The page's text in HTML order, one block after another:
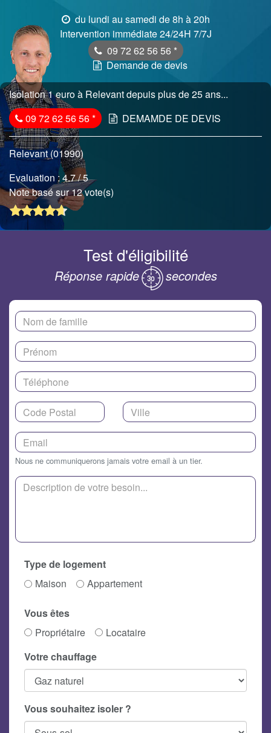
du lundi au samedi de 8h à 20h
Intervention immédiate 24/24H 7/7J
09 72 62 56 56 *
Demande de devis
Isolation 1 euro à Relevant depuis plus de 25 ans...
09 72 62 56 56* DEMAMDE DE DEVIS
Relevant (01990)
Evaluation :4.7/ 5
Note basé sur 12 vote(s)
Test d'éligibilité
Réponse rapide secondes
Nous ne communiquerons jamais votre email à un tier.
Type de logement
Maison
Appartement
Vous êtes
Propriétaire
Locataire
Votre chauffage
Vous souhaitez isoler ?